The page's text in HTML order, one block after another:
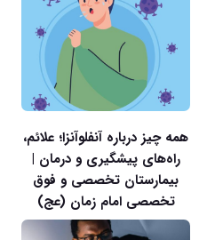
همه چیز درباره آنفلوآنزا؛ علائم،
راه‌های پیشگیری و درمان |
بیمارستان تخصصی و فوق
تخصصی امام زمان (عج)